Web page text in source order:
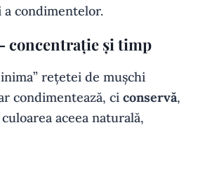
a condimentelor.
concentrație și timp
rețetei de mușchi
condimentează, ci conservă,
aceea naturală,